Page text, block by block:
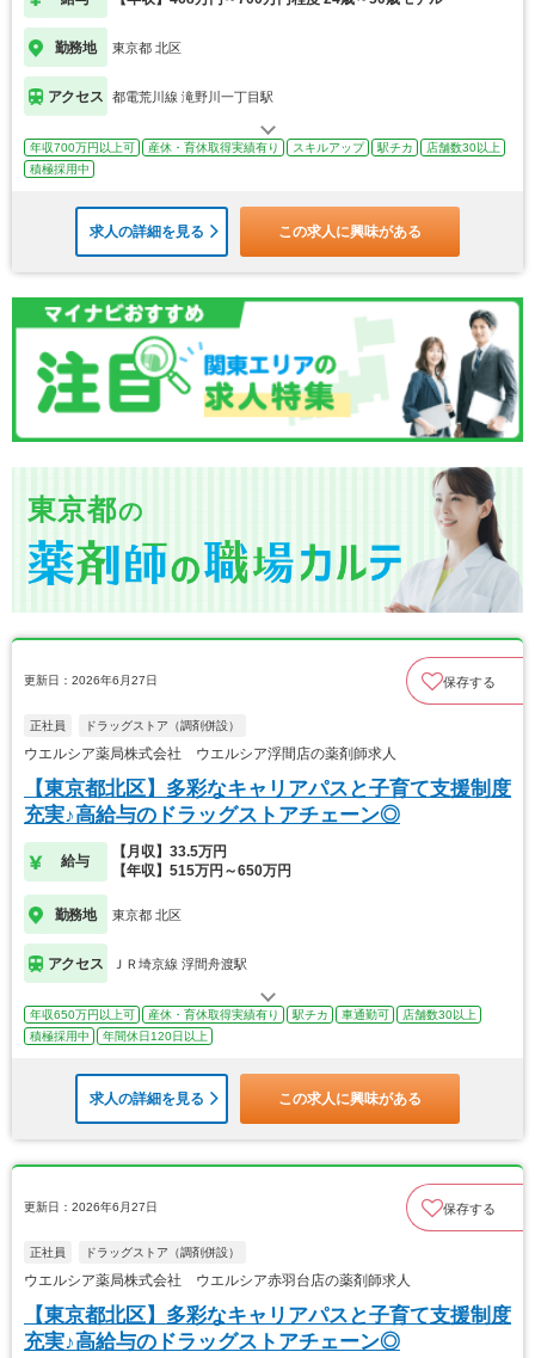
勤務地 東京都 北区
アクセス 都電荒川線 滝野川一丁目駅
年収700万円以上可 産休・育休取得実績有り スキルアップ 駅チカ
店舗数30以上
積極採用中
求人の詳細を見る この求人に興味がある
東京都の
更新日：2026年6月27日 保存する
正社員 ドラッグストア（調剤併設）
ウエルシア薬局株式会社 ウエルシア浮間店の薬剤師求人
【東京都北区】多彩なキャリアパスと子育て支援制度
充実♪高給与のドラッグストアチェーン◎
給与
【月収】33.5万円
【年収】515万円～650万円
勤務地 東京都 北区
アクセス ＪＲ埼京線 浮間舟渡駅
年収650万円以上可 産休・育休取得実績有り 駅チカ 車通勤可
店舗数30以上
積極採用中
年間休日120日以上
求人の詳細を見る この求人に興味がある
更新日：2026年6月27日 保存する
正社員 ドラッグストア（調剤併設）
ウエルシア薬局株式会社 ウエルシア赤羽台店の薬剤師求人
【東京都北区】多彩なキャリアパスと子育て支援制度
充実♪高給与のドラッグストアチェーン◎